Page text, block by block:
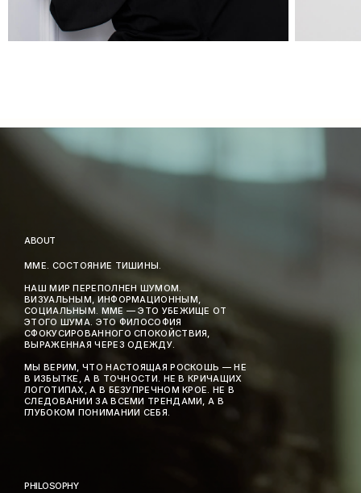
MME. СОСТОЯНИЕ ТИШИНЫ.
НАШ МИР ПЕРЕПОЛНЕН ШУМОМ.
ВИЗУАЛЬНЫМ, ИНФОРМАЦИОННЫМ,
СОЦИАЛЬНЫМ. MME — ЭТО УБЕЖИЩЕ ОТ
ЭТОГО ШУМА. ЭТО ФИЛОСОФИЯ
СФОКУСИРОВАННОГО СПОКОЙСТВИЯ,
ВЫРАЖЕННАЯ ЧЕРЕЗ ОДЕЖДУ.
МЫ ВЕРИМ, ЧТО НАСТОЯЩАЯ РОСКОШЬ — НЕ
В ИЗБЫТКЕ, А В ТОЧНОСТИ. НЕ В КРИЧАЩИХ
ЛОГОТИПАХ, А В БЕЗУПРЕЧНОМ КРОЕ. НЕ В
СЛЕДОВАНИИ ЗА ВСЕМИ ТРЕНДАМИ, А В
ГЛУБОКОМ ПОНИМАНИИ СЕБЯ.
ABOUT
PHILOSOPHY